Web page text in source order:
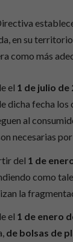
en su
como más
el 1 de julio
dicha fecha los
al
necesarias
del 1 de
como
la
el 1 de enero
de bolsas de